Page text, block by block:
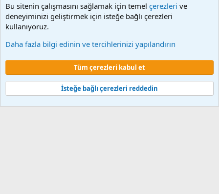
Çerezler
Şartlar ve kurallar
Gizlilik politikası Yardım Ana sayfa
Community platform by XenForo © 2010-2024 XenForo Ltd.
Türkçe yama 🇹🇷 [XGT] Yazılım ve web hizmetleri 2014-2024
Bu sitenin çalışmasını sağlamak için temel çerezleri ve
deneyiminizi geliştirmek için isteğe bağlı çerezleri
kullanıyoruz.
Daha fazla bilgi edinin ve tercihlerinizi yapılandırın
Tüm çerezleri kabul et
İsteğe bağlı çerezleri reddedin